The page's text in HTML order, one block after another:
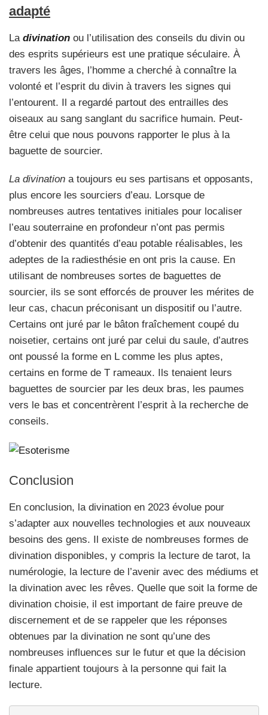
adapté
La divination ou l’utilisation des conseils du divin ou
des esprits supérieurs est une pratique séculaire. À
travers les âges, l’homme a cherché à connaître la
volonté et l’esprit du divin à travers les signes qui
l’entourent. Il a regardé partout des entrailles des
oiseaux au sang sanglant du sacrifice humain. Peut-
être celui que nous pouvons rapporter le plus à la
baguette de sourcier.
La divination a toujours eu ses partisans et opposants,
plus encore les sourciers d’eau. Lorsque de
nombreuses autres tentatives initiales pour localiser
l’eau souterraine en profondeur n’ont pas permis
d’obtenir des quantités d’eau potable réalisables, les
adeptes de la radiesthésie en ont pris la cause. En
utilisant de nombreuses sortes de baguettes de
sourcier, ils se sont efforcés de prouver les mérites de
leur cas, chacun préconisant un dispositif ou l’autre.
Certains ont juré par le bâton fraîchement coupé du
noisetier, certains ont juré par celui du saule, d’autres
ont poussé la forme en L comme les plus aptes,
certains en forme de T rameaux. Ils tenaient leurs
baguettes de sourcier par les deux bras, les paumes
vers le bas et concentrèrent l’esprit à la recherche de
conseils.
Conclusion
En conclusion, la divination en 2023 évolue pour
s’adapter aux nouvelles technologies et aux nouveaux
besoins des gens. Il existe de nombreuses formes de
divination disponibles, y compris la lecture de tarot, la
numérologie, la lecture de l’avenir avec des médiums et
la divination avec les rêves. Quelle que soit la forme de
divination choisie, il est important de faire preuve de
discernement et de se rappeler que les réponses
obtenues par la divination ne sont qu’une des
nombreuses influences sur le futur et que la décision
finale appartient toujours à la personne qui fait la
lecture.